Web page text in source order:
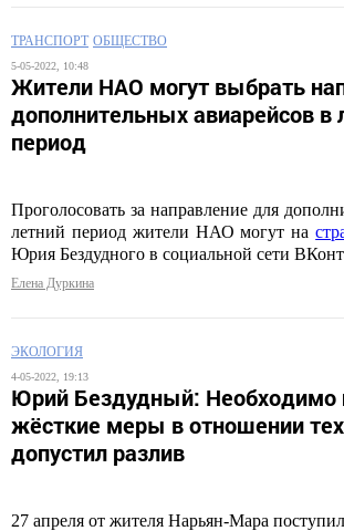
ТРАНСПОРТ ОБЩЕСТВО
5-05-2022, 10:48
Жители НАО могут выбрать
дополнительных авиарейсов в
период
Проголосовать за направление для
летний период жители НАО могут на
Юрия Бездудного в социальной сети
Елена Дуркина
ЭКОЛОГИЯ
4-05-2022, 19:13
Юрий Бездудный: Необходимо
жёсткие меры в отношении
допустил разлив
27 апреля от жителя Нарьян-Мара